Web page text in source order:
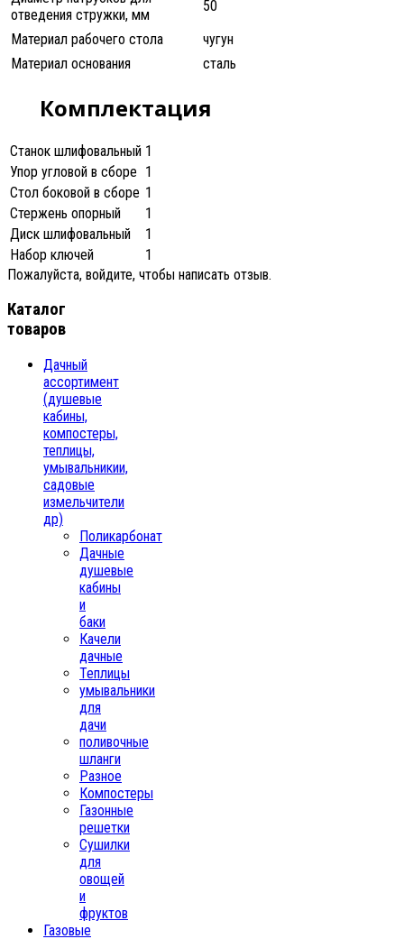
отведения стружки, мм
50
Материал рабочего стола
чугун
Материал основания
сталь
Комплектация
Станок шлифовальный 1
Упор угловой в сборе 1
Стол боковой в сборе 1
Стержень опорный
1
Диск шлифовальный
1
Набор ключей
1
Пожалуйста, войдите, чтобы написать отзыв.
Каталог
товаров
Дачный
ассортимент
(душевые
кабины,
компостеры,
теплицы,
умывальникии,
садовые
измельчители
др)
Поликарбонат
Дачные
душевые
кабины
и
баки
Качели
дачные
Теплицы
умывальники
для
дачи
поливочные
шланги
Разное
Компостеры
Газонные
решетки
Сушилки
для
овощей
и
фруктов
Газовые